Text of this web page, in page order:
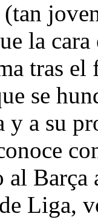
la cara
tras
se
y a su
Barça
Liga,